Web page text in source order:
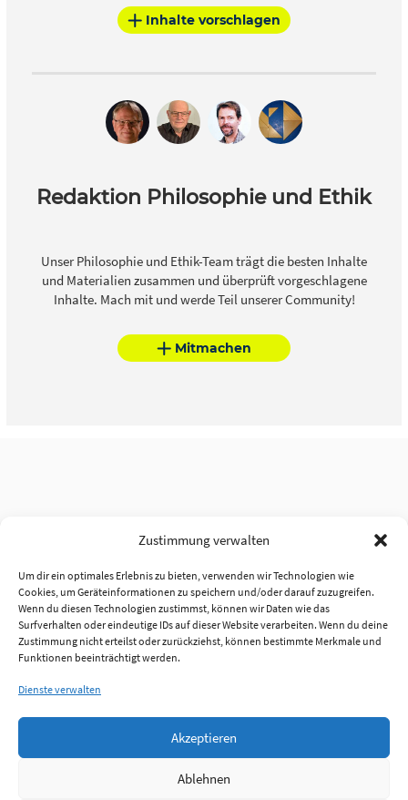
Zustimmung verwalten
Um dir ein optimales Erlebnis zu bieten, verwenden wir Technologien wie
Cookies, um Geräteinformationen zu speichern und/oder darauf zuzugreifen.
Wenn du diesen Technologien zustimmst, können wir Daten wie das
Surfverhalten oder eindeutige IDs auf dieser Website verarbeiten. Wenn du deine
Zustimmung nicht erteilst oder zurückziehst, können bestimmte Merkmale und
Funktionen beeinträchtigt werden.
Dienste verwalten
Akzeptieren
Ablehnen
Inhalte vorschlagen
Redaktion Philosophie und Ethik
Unser Philosophie und Ethik-Team trägt die besten Inhalte
und Materialien zusammen und überprüft vorgeschlagene
Inhalte. Mach mit und werde Teil unserer Community!
Mitmachen